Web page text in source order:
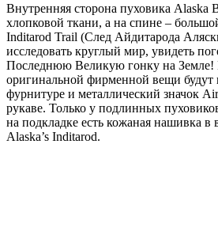
Внутренняя сторона пуховика Alaska
хлопковой ткани, а на спине –
Inditarod Trail (След Айдитарода
исследовать круглый мир, увидеть
Последнюю Великую гонку на Земле!
оригинальной фирменной вещи будут
фурнитуре и металлический значок
рукаве. Только у подлинных
на подкладке есть кожаная нашивка в
Alaska’s Inditarod.